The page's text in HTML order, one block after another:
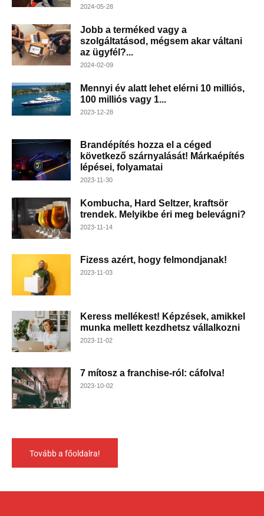
2024-05-28
Jobb a terméked vagy a
szolgáltatásod, mégsem akar váltani
az ügyfél?...
2024-02-09
Mennyi év alatt lehet elérni 10 milliós,
100 milliós vagy 1...
2023-12-28
Brandépítés hozza el a céged
következő szárnyalását! Márkaépítés
lépései, folyamatai
2023-11-30
Kombucha, Hard Seltzer, kraftsör
trendek. Melyikbe éri meg belevágni?
2023-11-14
Fizess azért, hogy felmondjanak!
2023-11-03
Keress mellékest! Képzések, amikkel
munka mellett kezdhetsz vállalkozni
2023-11-02
7 mítosz a franchise-ról: cáfolva!
2023-10-02
Tovább a főoldalra!